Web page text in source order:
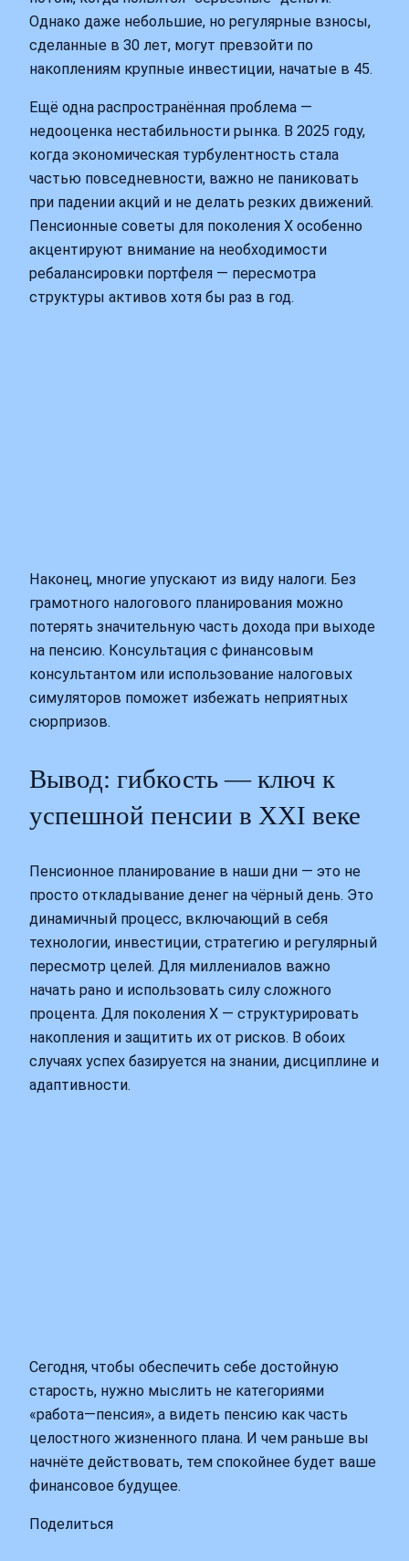
Однако даже небольшие, но регулярные взносы,
сделанные в 30 лет, могут превзойти по
накоплениям крупные инвестиции, начатые в 45.
Ещё одна распространённая проблема —
недооценка нестабильности рынка. В 2025 году,
когда экономическая турбулентность стала
частью повседневности, важно не паниковать
при падении акций и не делать резких движений.
Пенсионные советы для поколения X особенно
акцентируют внимание на необходимости
ребалансировки портфеля — пересмотра
структуры активов хотя бы раз в год.
Наконец, многие упускают из виду налоги. Без
грамотного налогового планирования можно
потерять значительную часть дохода при выходе
на пенсию. Консультация с финансовым
консультантом или использование налоговых
симуляторов поможет избежать неприятных
сюрпризов.
Вывод: гибкость — ключ к
успешной пенсии в XXI веке
Пенсионное планирование в наши дни — это не
просто откладывание денег на чёрный день. Это
динамичный процесс, включающий в себя
технологии, инвестиции, стратегию и регулярный
пересмотр целей. Для миллениалов важно
начать рано и использовать силу сложного
процента. Для поколения X — структурировать
накопления и защитить их от рисков. В обоих
случаях успех базируется на знании, дисциплине и
адаптивности.
Сегодня, чтобы обеспечить себе достойную
старость, нужно мыслить не категориями
«работа—пенсия», а видеть пенсию как часть
целостного жизненного плана. И чем раньше вы
начнёте действовать, тем спокойнее будет ваше
финансовое будущее.
Поделиться